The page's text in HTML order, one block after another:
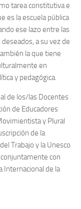
tarea constitutiva e
es la escuela pública
ese lazo entre las
a su vez de
la que tiene
en
y pedagógica.
de los/las Docentes
de Educadores
y Plural
de la
Trabajo y la Unesco
con
Internacional de la